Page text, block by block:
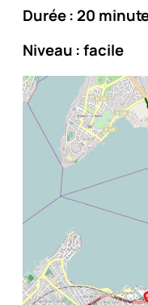
Durée : 20
Niveau : facile